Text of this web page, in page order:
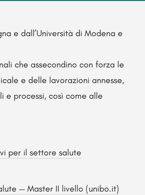
e dall’Università di Modena e
che assecondino con forza le
e delle lavorazioni annesse,
e processi, così come alle
per il settore salute
— Master II livello (unibo.it)